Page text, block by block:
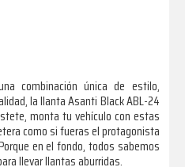
combinación única de estilo,
la llanta Asanti Black ABL-24
monta tu vehículo con estas
como si fueras el protagonista
en el fondo, todos sabemos
llevar llantas aburridas.